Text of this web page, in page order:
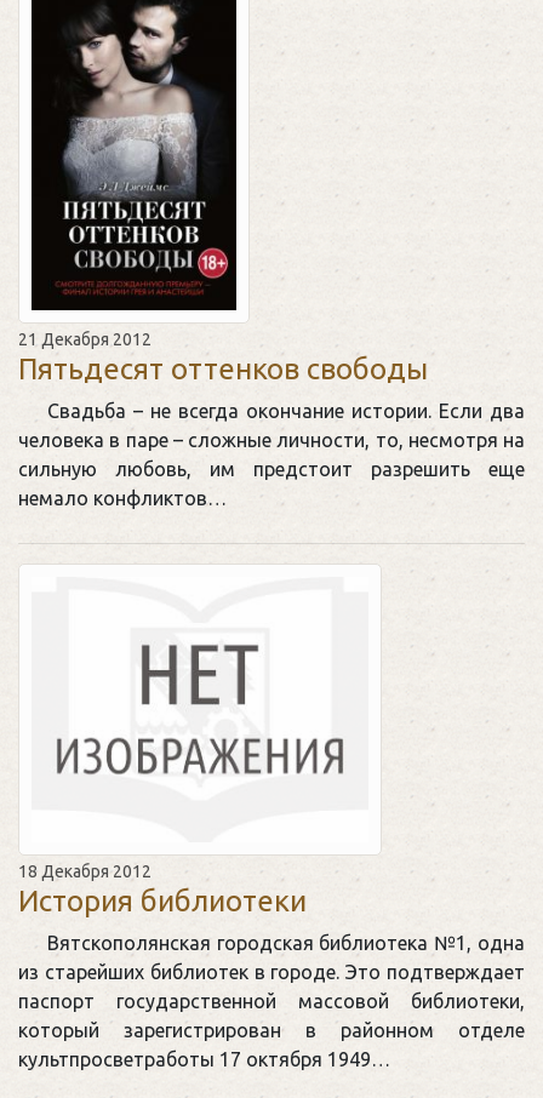
21 Декабря 2012
Пятьдесят оттенков свободы
Свадьба – не всегда окончание истории. Если два
человека в паре – сложные личности, то, несмотря на
сильную любовь, им предстоит разрешить еще
немало конфликтов…
18 Декабря 2012
История библиотеки
Вятскополянская городская библиотека №1, одна
из старейших библиотек в городе. Это подтверждает
паспорт государственной массовой библиотеки,
который зарегистрирован в районном отделе
культпросветработы 17 октября 1949…